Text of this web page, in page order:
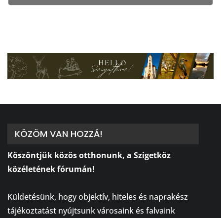
KÖZÖM VAN HOZZÁ!
Köszöntjük közös otthonunk, a Szigetköz
közéletének fórumán!
Küldetésünk, hogy objektív, hiteles és naprakész
tájékoztatást nyújtsunk városaink és falvaink